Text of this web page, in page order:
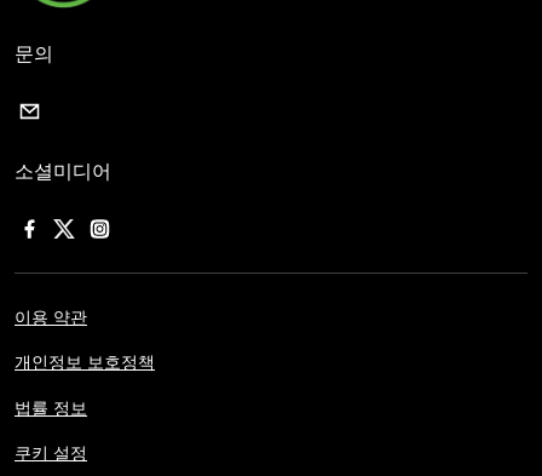
문의
소셜미디어
이용 약관
개인정보 보호정책
법률 정보
쿠키 설정